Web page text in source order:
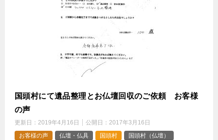
国頭村にて遺品整理とお仏壇回収のご依頼 お客様
の声
更新日： 2019年4月16日 公開日： 2017年3月16日
お客様の声
仏壇・仏具 国頭村
国頭村（仏壇）